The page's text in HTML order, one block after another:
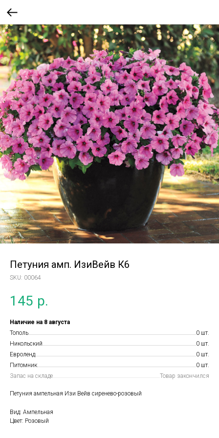
Петуния амп. ИзиВейв К6
SKU: 00064
145 р.
Наличие на 8 августа
Тополь
0 шт.
Никольский
0 шт.
Евроленд
0 шт.
Питомник
0 шт.
Запас на складе
Товар закончился
Петуния ампельная Изи Вейв сиренево-розовый
Вид: Ампельная
Цвет: Розовый